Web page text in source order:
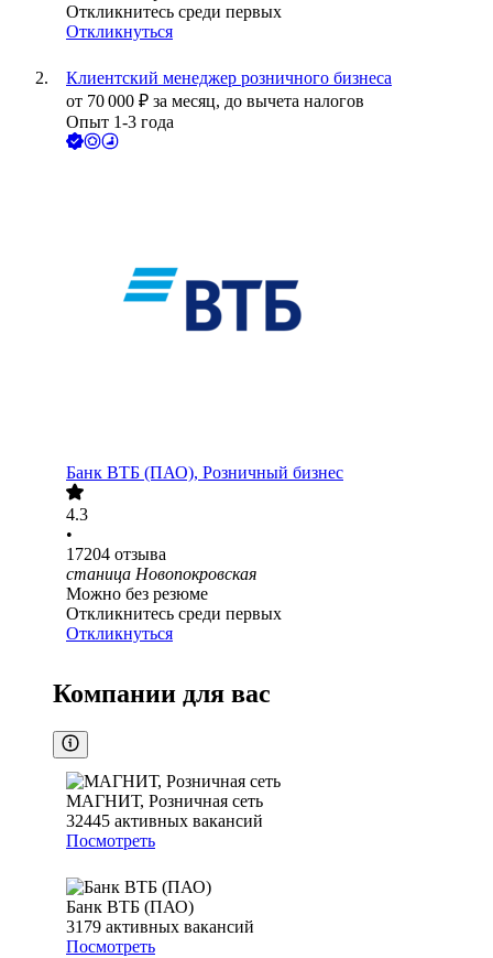
Откликнитесь среди первых
Откликнуться
Клиентский менеджер розничного бизнеса
от 70 000 ₽ за месяц, до вычета налогов
Опыт 1-3 года
Банк ВТБ (ПАО), Розничный бизнес
4.3
•
17204 отзыва
станица Новопокровская
Можно без резюме
Откликнитесь среди первых
Откликнуться
Компании для вас
МАГНИТ, Розничная сеть
32445 активных вакансий
Посмотреть
Банк ВТБ (ПАО)
3179 активных вакансий
Посмотреть